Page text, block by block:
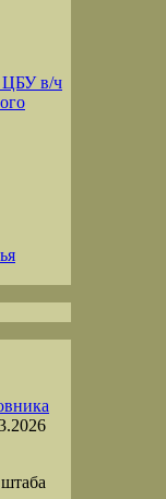
ЦБУ в/ч